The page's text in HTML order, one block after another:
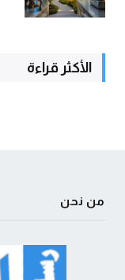
الأكثر قراءة
من نحن